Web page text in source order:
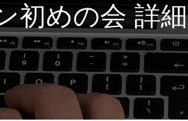
初めの会 詳細